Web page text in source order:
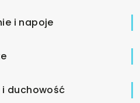
i napoje
i duchowość